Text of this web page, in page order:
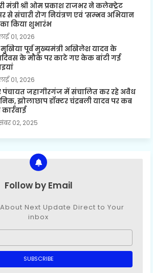
मंत्री श्री ओम प्रकाश राजभर ने कलेक्ट्रेट
से संचारी रोग नियंत्रण एवं 'सम्भव अभियान
किया शुभारंभ
01, 2026
पूर्व मुख्यमंत्री अखिलेश यादव के
के मौके पर काटे गए केक बांटी गई
01, 2026
जहागीरगंज में संचालित कर रहे अवैध
झोलाछाप डॉक्टर चंद्रबली यादव पर कब
02, 2025
Follow by Email
Next Update Direct to Your
inbox